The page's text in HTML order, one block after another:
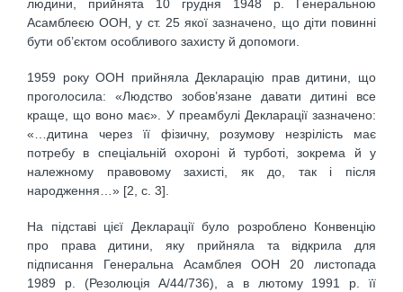
людини, прийнята 10 грудня 1948 р. Генеральною
Асамблеєю ООН, у ст. 25 якої зазначено, що діти повинні
бути об’єктом особливого захисту й допомоги.
1959 року ООН прийняла Декларацію прав дитини, що
проголосила: «Людство зобов’язане давати дитині все
краще, що воно має». У преамбулі Декларації зазначено:
«…дитина через її фізичну, розумову незрілість має
потребу в спеціальній охороні й турботі, зокрема й у
належному правовому захисті, як до, так і після
народження…» [2, с. 3].
На підставі цієї Декларації було розроблено Конвенцію
про права дитини, яку прийняла та відкрила для
підписання Генеральна Асамблея ООН 20 листопада
1989 р. (Резолюція А/44/736), а в лютому 1991 р. її